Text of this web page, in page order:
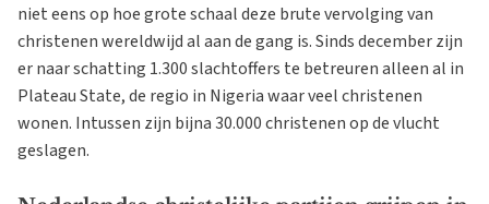
niet eens op hoe grote schaal deze brute vervolging van
christenen wereldwijd al aan de gang is. Sinds december zijn
er naar schatting 1.300 slachtoffers te betreuren alleen al in
Plateau State, de regio in Nigeria waar veel christenen
wonen. Intussen zijn bijna 30.000 christenen op de vlucht
geslagen.